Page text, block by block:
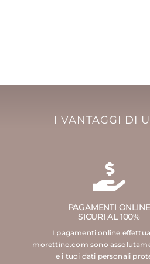
I VANTAGGI DI
PAGAMENTI ONLINE
SICURI AL 100%
I pagamenti online
morettino.com sono
e i tuoi dati personali